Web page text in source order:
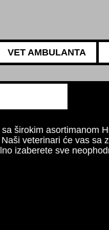
VET AMBULANTA